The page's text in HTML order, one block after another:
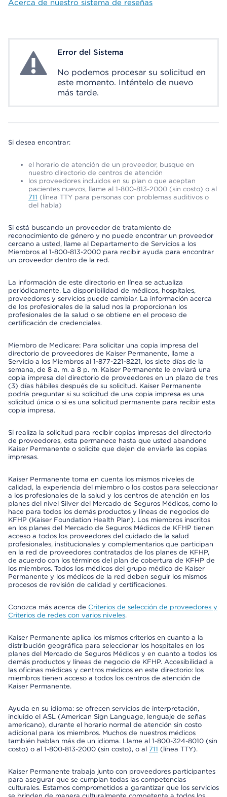
Acerca de nuestro sistema de reseñas
System ErrorError del Sistema
No podemos procesar su solicitud en
este momento. Inténtelo de nuevo
más tarde.
Si desea encontrar:
el horario de atención de un proveedor, busque en
nuestro directorio de centros de atención
los proveedores incluidos en su plan o que aceptan
pacientes nuevos, llame al 1-800-813-2000 (sin costo) o al
711 (línea TTY para personas con problemas auditivos o
del habla)
Si está buscando un proveedor de tratamiento de
reconocimiento de género y no puede encontrar un proveedor
cercano a usted, llame al Departamento de Servicios a los
Miembros al 1-800-813-2000 para recibir ayuda para encontrar
un proveedor dentro de la red.
La información de este directorio en línea se actualiza
periódicamente. La disponibilidad de médicos, hospitales,
proveedores y servicios puede cambiar. La información acerca
de los profesionales de la salud nos la proporcionan los
profesionales de la salud o se obtiene en el proceso de
certificación de credenciales.
Miembro de Medicare: Para solicitar una copia impresa del
directorio de proveedores de Kaiser Permanente, llame a
Servicio a los Miembros al 1-877-221-8221, los siete días de la
semana, de 8 a. m. a 8 p. m. Kaiser Permanente le enviará una
copia impresa del directorio de proveedores en un plazo de tres
(3) días hábiles después de su solicitud. Kaiser Permanente
podría preguntar si su solicitud de una copia impresa es una
solicitud única o si es una solicitud permanente para recibir esta
copia impresa.
Si realiza la solicitud para recibir copias impresas del directorio
de proveedores, esta permanece hasta que usted abandone
Kaiser Permanente o solicite que dejen de enviarle las copias
impresas.
Kaiser Permanente toma en cuenta los mismos niveles de
calidad, la experiencia del miembro o los costos para seleccionar
a los profesionales de la salud y los centros de atención en los
planes del nivel Silver del Mercado de Seguros Médicos, como lo
hace para todos los demás productos y líneas de negocios de
KFHP (Kaiser Foundation Health Plan). Los miembros inscritos
en los planes del Mercado de Seguros Médicos de KFHP tienen
acceso a todos los proveedores del cuidado de la salud
profesionales, institucionales y complementarios que participan
en la red de proveedores contratados de los planes de KFHP,
de acuerdo con los términos del plan de cobertura de KFHP de
los miembros. Todos los médicos del grupo médico de Kaiser
Permanente y los médicos de la red deben seguir los mismos
procesos de revisión de calidad y certificaciones.
Conozca más acerca de Criterios de selección de proveedores y
Criterios de redes con varios niveles.
Kaiser Permanente aplica los mismos criterios en cuanto a la
distribución geográfica para seleccionar los hospitales en los
planes del Mercado de Seguros Médicos y en cuanto a todos los
demás productos y líneas de negocio de KFHP. Accesibilidad a
las oficinas médicas y centros médicos en este directorio: los
miembros tienen acceso a todos los centros de atención de
Kaiser Permanente.
Ayuda en su idioma: se ofrecen servicios de interpretación,
incluido el ASL (American Sign Language, lenguaje de señas
americano), durante el horario normal de atención sin costo
adicional para los miembros. Muchos de nuestros médicos
también hablan más de un idioma. Llame al 1-800-324-8010 (sin
costo) o al 1-800-813-2000 (sin costo), o al 711 (línea TTY).
Kaiser Permanente trabaja junto con proveedores participantes
para asegurar que se cumplan todas las competencias
culturales. Estamos comprometidos a garantizar que los servicios